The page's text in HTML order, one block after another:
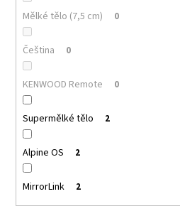
Mělké tělo (7,5 cm) 0
Čeština 0
KENWOOD Remote 0
Supermělké tělo 2
Alpine OS 2
MirrorLink 2